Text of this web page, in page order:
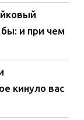
и при чем
кинуло вас